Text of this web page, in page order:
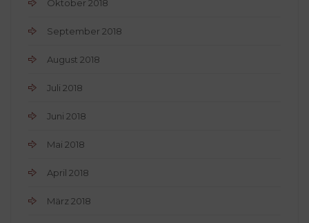
Oktober 2018
September 2018
August 2018
Juli 2018
Juni 2018
Mai 2018
April 2018
März 2018